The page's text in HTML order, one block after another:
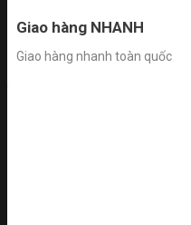
Giao hàng NHANH
Giao hàng nhanh toàn quốc